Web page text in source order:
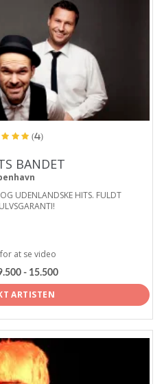
(4)
BANDET
UDENLANDSKE HITS. FULDT
at se video
- 15.500
ARTISTEN